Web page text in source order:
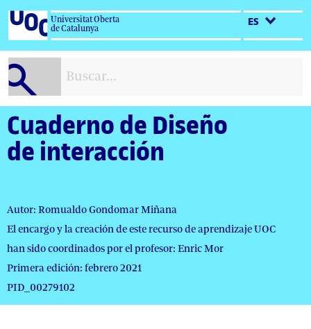
Salta
contenido
Universitat Oberta
de Catalunya
ES
Cuaderno de Diseño
de interacción
Autor: Romualdo Gondomar Miñana
El encargo y la creación de este recurso de aprendizaje UOC
han sido coordinados por el profesor: Enric Mor
Primera edición: febrero 2021
PID_00279102